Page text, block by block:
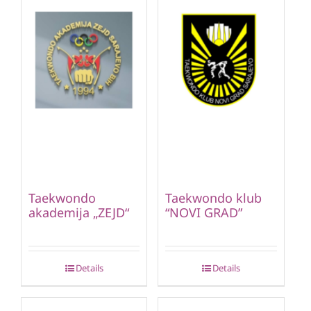
Taekwondo
akademija „ZEJD“
Details
Taekwondo klub
“NOVI GRAD”
Details